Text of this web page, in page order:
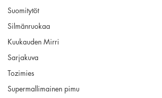
Suomitytöt
Silmänruokaa
Kuukauden Mirri
Sarjakuva
Tozimies
Supermallimainen pimu